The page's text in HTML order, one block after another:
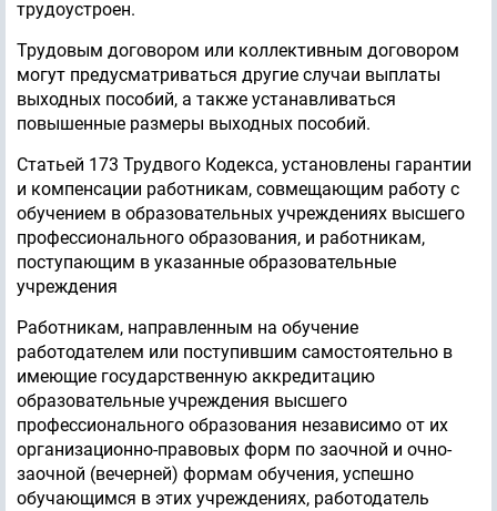
трудоустроен.
Трудовым договором или коллективным договором
могут предусматриваться другие случаи выплаты
выходных пособий, а также устанавливаться
повышенные размеры выходных пособий.
Статьей 173 Трудвого Кодекса, установлены гарантии
и компенсации работникам, совмещающим работу с
обучением в образовательных учреждениях высшего
профессионального образования, и работникам,
поступающим в указанные образовательные
учреждения
Работникам, направленным на обучение
работодателем или поступившим самостоятельно в
имеющие государственную аккредитацию
образовательные учреждения высшего
профессионального образования независимо от их
организационно-правовых форм по заочной и очно-
заочной (вечерней) формам обучения, успешно
обучающимся в этих учреждениях, работодатель